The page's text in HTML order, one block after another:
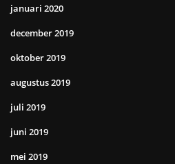
januari 2020
december 2019
oktober 2019
augustus 2019
juli 2019
juni 2019
mei 2019